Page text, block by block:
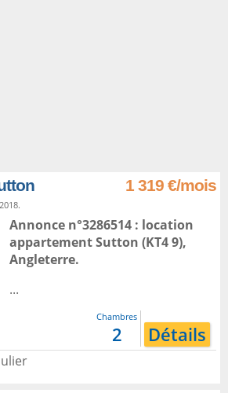
1 319 €/mois
Annonce n°3286514 : location
appartementSutton (KT4 9),
Angleterre.
...
Chambres
2 Détails